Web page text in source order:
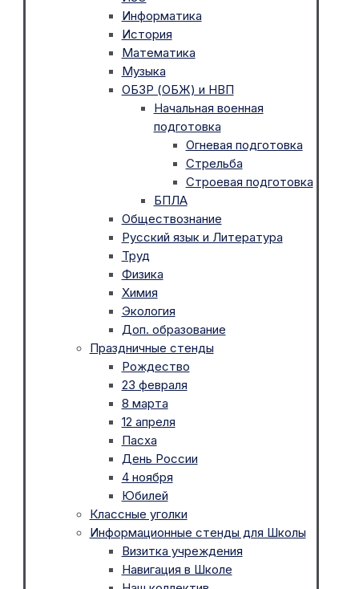
Информатика
История
Математика
Музыка
ОБЗР (ОБЖ) и НВП
Начальная военная
подготовка
Огневая подготовка
Стрельба
Строевая подготовка
БПЛА
Обществознание
Русский язык и Литература
Труд
Физика
Химия
Экология
Доп. образование
Праздничные стенды
Рождество
23 февраля
8 марта
12 апреля
Пасха
День России
4 ноября
Юбилей
Классные уголки
Информационные стенды для Школы
Визитка учреждения
Навигация в Школе